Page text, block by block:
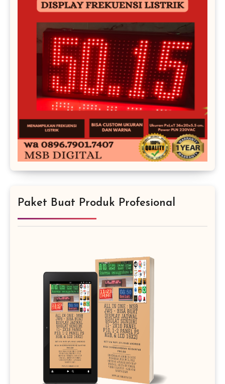
Paket Buat Produk Profesional